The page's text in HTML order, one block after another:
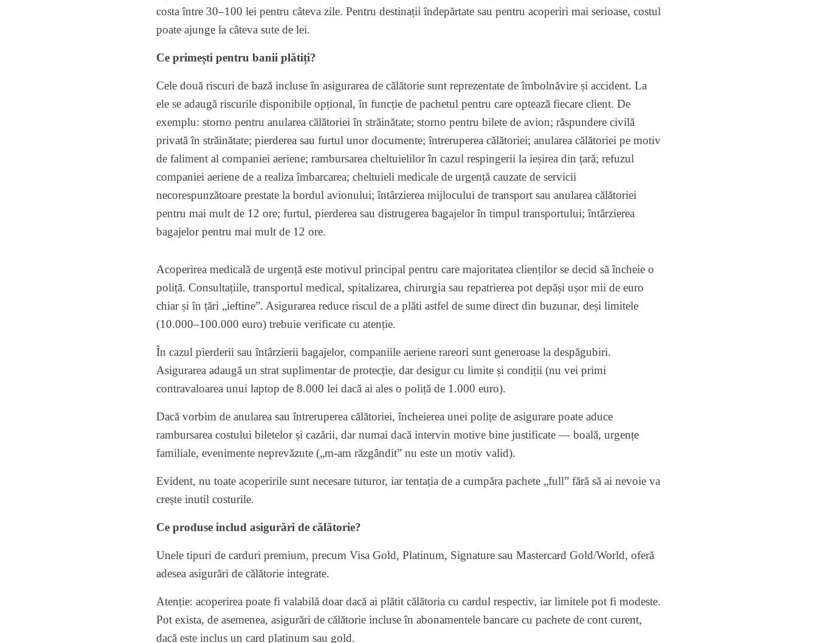
costa între 30–100 lei pentru câteva zile. Pentru destinații îndepărtate sau pentru acoperiri mai serioase, costul
poate ajunge la câteva sute de lei.
Ce primești pentru banii plătiți?
Cele două riscuri de bază incluse în asigurarea de călătorie sunt reprezentate de îmbolnăvire și accident. La
ele se adaugă riscurile disponibile opțional, în funcție de pachetul pentru care optează fiecare client. De
exemplu: storno pentru anularea călătoriei în străinătate; storno pentru bilete de avion; răspundere civilă
privată în străinătate; pierderea sau furtul unor documente; întreruperea călătoriei; anularea călătoriei pe motiv
de faliment al companiei aeriene; rambursarea cheltuielilor în cazul respingerii la ieșirea din țară; refuzul
companiei aeriene de a realiza îmbarcarea; cheltuieli medicale de urgență cauzate de servicii
necorespunzătoare prestate la bordul avionului; întârzierea mijlocului de transport sau anularea călătoriei
pentru mai mult de 12 ore; furtul, pierderea sau distrugerea bagajelor în timpul transportului; întârzierea
bagajelor pentru mai mult de 12 ore.
Acoperirea medicală de urgență este motivul principal pentru care majoritatea clienților se decid să încheie o
poliță. Consultațiile, transportul medical, spitalizarea, chirurgia sau repatrierea pot depăși ușor mii de euro
chiar și în țări „ieftine”. Asigurarea reduce riscul de a plăti astfel de sume direct din buzunar, deși limitele
(10.000–100.000 euro) trebuie verificate cu atenție.
În cazul pierderii sau întârzierii bagajelor, companiile aeriene rareori sunt generoase la despăgubiri.
Asigurarea adaugă un strat suplimentar de protecție, dar desigur cu limite și condiții (nu vei primi
contravaloarea unui laptop de 8.000 lei dacă ai ales o poliță de 1.000 euro).
Dacă vorbim de anularea sau întreruperea călătoriei, încheierea unei polițe de asigurare poate aduce
rambursarea costului biletelor și cazării, dar numai dacă intervin motive bine justificate — boală, urgențe
familiale, evenimente neprevăzute („m-am răzgândit” nu este un motiv valid).
Evident, nu toate acoperirile sunt necesare tuturor, iar tentația de a cumpăra pachete „full” fără să ai nevoie va
crește inutil costurile.
Ce produse includ asigurări de călătorie?
Unele tipuri de carduri premium, precum Visa Gold, Platinum, Signature sau Mastercard Gold/World, oferă
adesea asigurări de călătorie integrate.
Atenție: acoperirea poate fi valabilă doar dacă ai plătit călătoria cu cardul respectiv, iar limitele pot fi modeste.
Pot exista, de asemenea, asigurări de călătorie incluse în abonamentele bancare cu pachete de cont curent,
dacă este inclus un card platinum sau gold.